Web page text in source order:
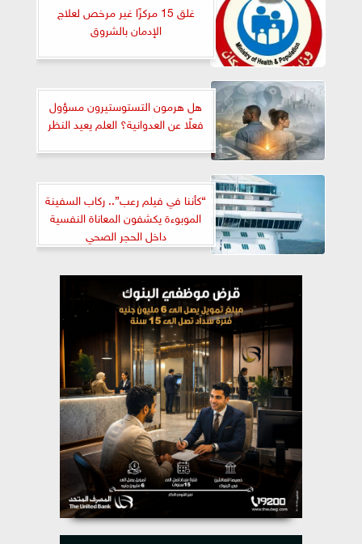
غلق 15 مركزًا غير مرخص لعلاج
الإدمان بالشروق
هل هرمون التستوستيرون مسؤول
فعلًا عن العدوانية؟ العلم يعيد النظر
“كأننا في فيلم رعب”.. ركاب السفينة
الموبوءة يكشفون المعاناة النفسية
داخل الحجر الصحي